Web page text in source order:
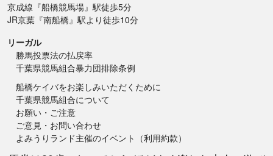
京成線『船橋競馬場』駅徒歩5分
JR京葉『南船橋』駅より徒歩10分
リーガル
勝馬投票法の払戻率
千葉県競馬組合暴力団排除条例
船橋ケイバをお楽しみいただくために
千葉県競馬組合について
お願い・ご注意
ご意見・お問い合わせ
よみうりランド主催のイベント（利用約款）